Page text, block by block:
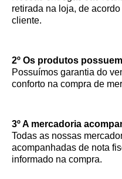
retirada na loja, de
cliente.
2º Os produtos
Possuímos garantia do
conforto na compra de
3º A mercadoria
Todas as nossas
acompanhadas de nota
informado na compra.